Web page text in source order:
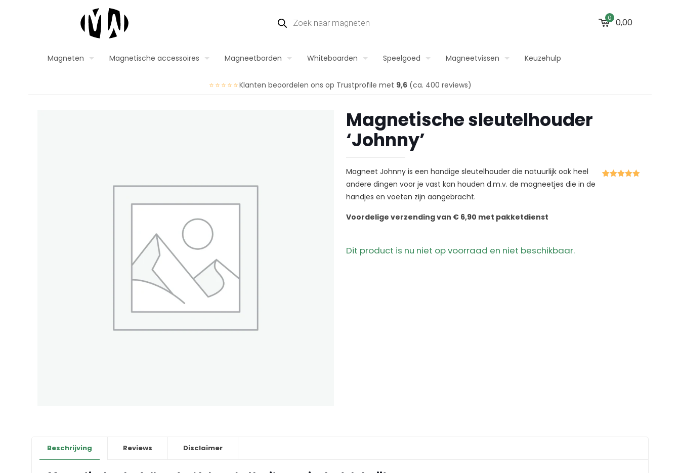
zoeken 0 0,00
Magneten Magnetische accessoires Magneetborden Whiteboarden Speelgoed Magneetvissen Keuzehulp
⭐⭐⭐⭐⭐Klanten beoordelen ons op Trustprofile met 9,6(ca. 400 reviews)
Magnetische sleutelhouder
‘Johnny’
Magneet Johnny is een handige sleutelhouder die natuurlijk ook heel
andere dingen voor je vast kan houden d.m.v. de magneetjes die in de
handjes en voeten zijn aangebracht.
Voordelige verzending van € 6,90 met pakketdienst
Dit product is nu niet op voorraad en niet beschikbaar.
Beschrijving Reviews Disclaimer